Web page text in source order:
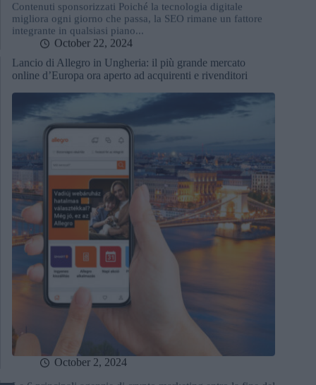
Contenuti sponsorizzati Poiché la tecnologia digitale
migliora ogni giorno che passa, la SEO rimane un fattore
integrante in qualsiasi piano...
October 22, 2024
Lancio di Allegro in Ungheria: il più grande mercato
online d’Europa ora aperto ad acquirenti e rivenditori
October 2, 2024